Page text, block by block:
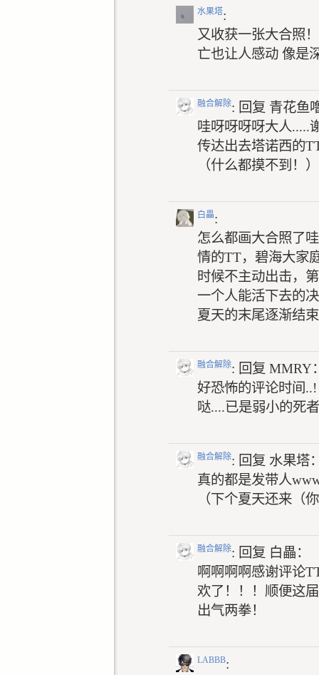
水果塔:
又收获一张大合照
亡也让人感动 像是
融合解除: 回复 青花鱼
哇呀呀呀呀大人.....
传达出去塔诺西的
（什么都摸不到！）
白畾:
怎么都画大合照了
情的TT，碧海大家
时候不主动出击，
一个人能活下去的
夏天的末尾逐渐结
融合解除: 回复 MMRY
好恐怖的评论时间
哒....已是弱小的死
融合解除: 回复 水果塔
真的都是发带人
（下个夏天还来（
融合解除: 回复 白畾：
啊啊啊啊感谢评论
欢了！！！顺便这
出气两拳！
LABBB: